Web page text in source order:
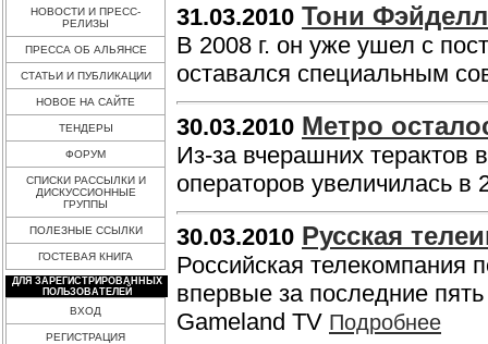
НОВОСТИ И ПРЕСС-
РЕЛИЗЫ
ПРЕССА ОБ АЛЬЯНСЕ
СТАТЬИ И ПУБЛИКАЦИИ
НОВОЕ НА САЙТЕ
ТЕНДЕРЫ
ФОРУМ
СПИСКИ РАССЫЛКИ И
ДИСКУССИОННЫЕ
ГРУППЫ
ПОЛЕЗНЫЕ ССЫЛКИ
ГОСТЕВАЯ КНИГА
ДЛЯ ЗАРЕГИСТРИРОВАННЫХ
ПОЛЬЗОВАТЕЛЕЙ
ВХОД
РЕГИСТРАЦИЯ
31.03.2010 Тони
В 2008 г. он уже ушел с
оставался специальным
30.03.2010 Метро
Из-за вчерашних терактов
операторов увеличилась в
30.03.2010 Русская
Российская телекомпания
впервые за последние
Gameland TV Подробнее